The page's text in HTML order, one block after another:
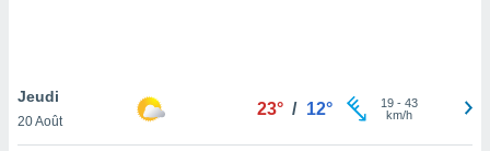
pas
de
Jeudi
20 Août
23° / 12° 19- 43
km/h